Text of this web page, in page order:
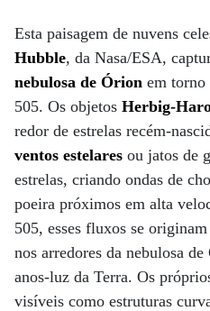
Esta paisagem de nuvens
Hubble, da Nasa/ESA,
nebulosa de Órion em
505. Os objetos Herbig-
redor de estrelas recém-
ventos estelares ou jatos de
estrelas, criando ondas de
poeira próximos em alta
505, esses fluxos se
nos arredores da nebulosa
anos-luz da Terra. Os
visíveis como estruturas